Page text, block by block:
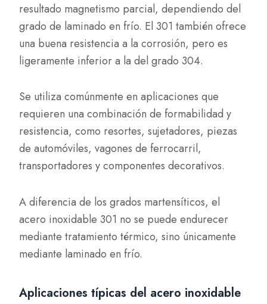
resultado magnetismo parcial, dependiendo del
grado de laminado en frío. El 301 también ofrece
una buena resistencia a la corrosión, pero es
ligeramente inferior a la del grado 304.
Se utiliza comúnmente en aplicaciones que
requieren una combinación de formabilidad y
resistencia, como resortes, sujetadores, piezas
de automóviles, vagones de ferrocarril,
transportadores y componentes decorativos.
A diferencia de los grados martensíticos, el
acero inoxidable 301 no se puede endurecer
mediante tratamiento térmico, sino únicamente
mediante laminado en frío.
Aplicaciones típicas del acero inoxidable